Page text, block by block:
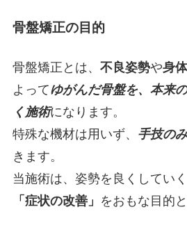
骨盤矯正の目的
骨盤矯正とは、 不良姿勢や身
よってゆがんだ骨盤を、本来
く施術になります。
特殊な機材は用いず、 手技の
きます。
当施術は、姿勢を良くしてい
「症状の改善」 をおもな目的